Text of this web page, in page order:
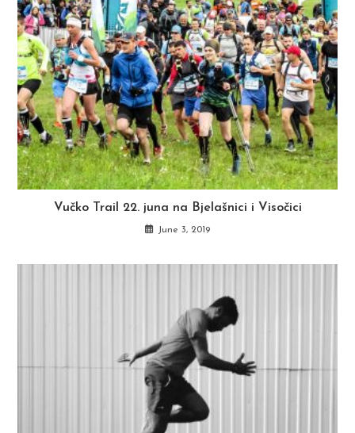
Vučko Trail 22. juna na Bjelašnici i Visočici
June 3, 2019